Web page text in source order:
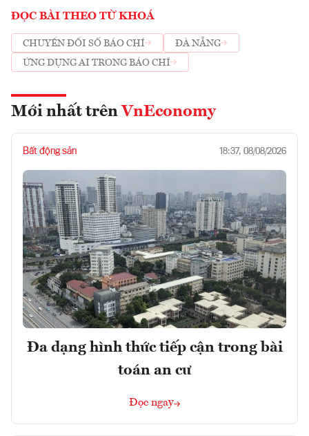
ĐỌC BÀI THEO TỪ KHOÁ
CHUYỂN ĐỔI SỐ BÁO CHÍ
ĐÀ NẴNG
ỨNG DỤNG AI TRONG BÁO CHÍ
Mới nhất trên VnEconomy
Bất động sản 18:37, 08/08/2026
Đa dạng hình thức tiếp cận trong bài
toán an cư
Đọc ngay